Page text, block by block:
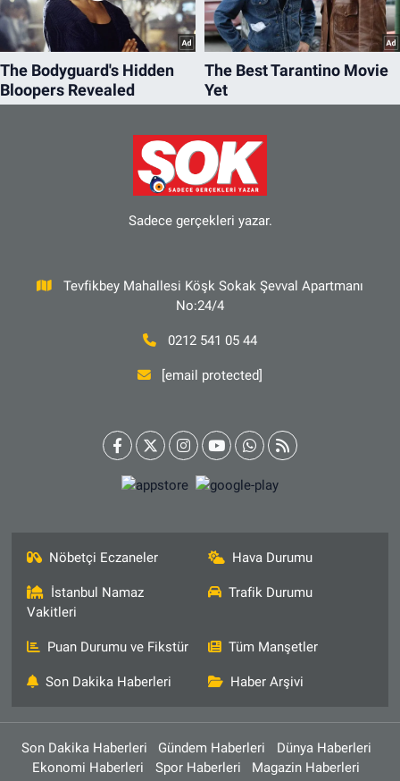
Sadece gerçekleri yazar.
Tevfikbey Mahallesi Köşk Sokak Şevval Apartmanı
No:24/4
0212 541 05 44
[email protected]
Nöbetçi Eczaneler Hava Durumu
İstanbul Namaz
Vakitleri
Trafik Durumu
Puan Durumu ve Fikstür Tüm Manşetler
Son Dakika Haberleri Haber Arşivi
Son Dakika Haberleri Gündem Haberleri
Dünya Haberleri
Ekonomi Haberleri
Spor Haberleri
Magazin Haberleri